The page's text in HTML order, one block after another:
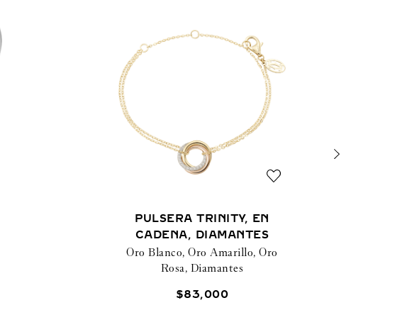
PULSERA TRINITY, EN
CADENA, DIAMANTES
Oro Blanco, Oro Amarillo, Oro
Rosa, Diamantes
$83,000